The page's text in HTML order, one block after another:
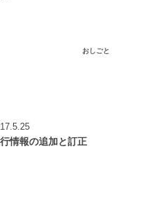
おしごと
情報の追加と訂正